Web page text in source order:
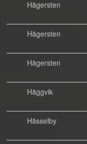
Hägersten
Hägersten
Hägersten
Häggvik
Hässelby